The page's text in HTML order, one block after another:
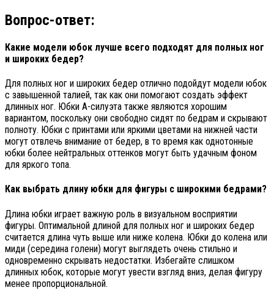
Вопрос-ответ:
Какие модели юбок лучше всего подходят для полных ног
и широких бедер?
Для полных ног и широких бедер отлично подойдут модели юбок
с завышенной талией, так как они помогают создать эффект
длинных ног. Юбки А-силуэта также являются хорошим
вариантом, поскольку они свободно сидят по бедрам и скрывают
полноту. Юбки с принтами или яркими цветами на нижней части
могут отвлечь внимание от бедер, в то время как однотонные
юбки более нейтральных оттенков могут быть удачным фоном
для яркого топа.
Как выбрать длину юбки для фигуры с широкими бедрами?
Длина юбки играет важную роль в визуальном восприятии
фигуры. Оптимальной длиной для полных ног и широких бедер
считается длина чуть выше или ниже колена. Юбки до колена или
миди (середина голени) могут выглядеть очень стильно и
одновременно скрывать недостатки. Избегайте слишком
длинных юбок, которые могут увести взгляд вниз, делая фигуру
менее пропорциональной.